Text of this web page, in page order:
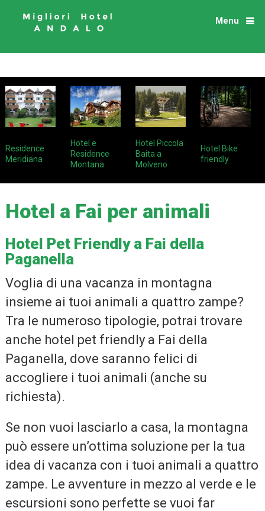
Menu
Residence
Meridiana
Hotel e
Residence
Montana
Hotel Piccola
Baita a
Molveno
Hotel Bike
friendly
Hotel a Fai per animali
Hotel Pet Friendly a Fai della
Paganella
Voglia di una vacanza in montagna
insieme ai tuoi animali a quattro zampe?
Tra le numeroso tipologie, potrai trovare
anche hotel pet friendly a Fai della
Paganella, dove saranno felici di
accogliere i tuoi animali (anche su
richiesta).
Se non vuoi lasciarlo a casa, la montagna
può essere un’ottima soluzione per la tua
idea di vacanza con i tuoi animali a quattro
zampe. Le avventure in mezzo al verde e le
escursioni sono perfette se vuoi far